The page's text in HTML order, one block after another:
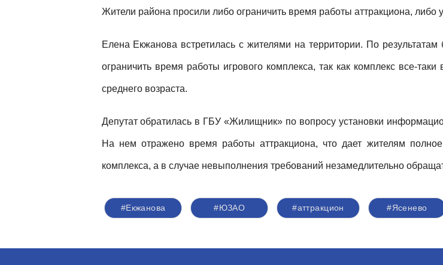
Жители района просили либо ограничить время работы аттракциона, либо
Елена Екжанова встретилась с жителями на территории. По
ограничить время работы игрового комплекса, так как комплекс все-
среднего возраста.
Депутат обратилась в ГБУ «Жилищник» по вопросу установки
На нем отражено время работы аттракциона, что дает жителям
комплекса, а в случае невыполнения требований незамедлительно
#Екжанова #ЮЗАО #аттракцион #Ясенево